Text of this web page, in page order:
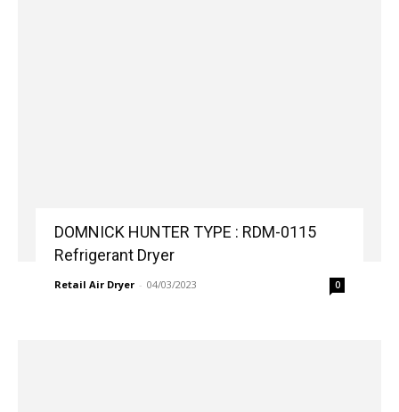
DOMNICK HUNTER TYPE : RDM-0115
Refrigerant Dryer
Retail Air Dryer - 04/03/2023 0